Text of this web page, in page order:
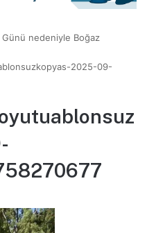
nedeniyle Boğaz
2025-09-